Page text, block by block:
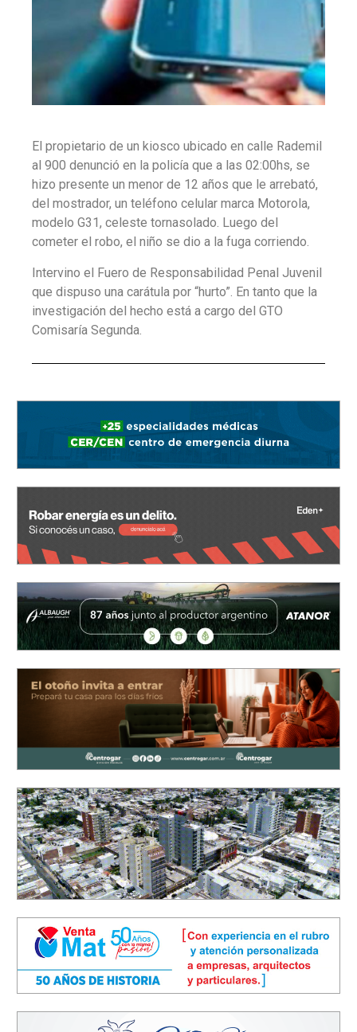
El propietario de un kiosco ubicado en calle Rademil
al 900 denunció en la policía que a las 02:00hs, se
hizo presente un menor de 12 años que le arrebató,
del mostrador, un teléfono celular marca Motorola,
modelo G31, celeste tornasolado. Luego del
cometer el robo, el niño se dio a la fuga corriendo.
Intervino el Fuero de Responsabilidad Penal Juvenil
que dispuso una carátula por “hurto”. En tanto que la
investigación del hecho está a cargo del GTO
Comisaría Segunda.